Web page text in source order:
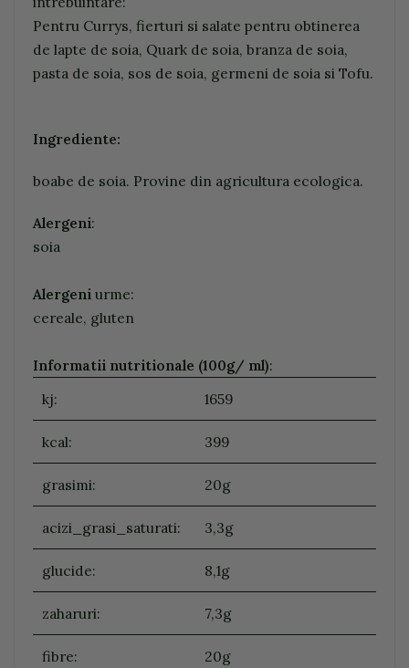
Pentru Currys, fierturi si salate pentru obtinerea
de lapte de soia, Quark de soia, branza de soia,
pasta de soia, sos de soia, germeni de soia si Tofu.
Ingrediente:
boabe de soia. Provine din agricultura ecologica.
Alergeni:
soia
Alergeni urme:
cereale, gluten
Informatii nutritionale (100g/ ml):
kj:
1659
kcal: 399
grasimi: 20g
acizi_grasi_saturati: 3,3g
glucide: 8,1g
zaharuri: 7,3g
fibre: 20g